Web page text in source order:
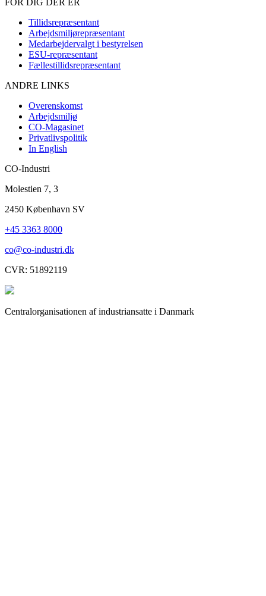
Sidefod
FOR DIG DER ER
Tillidsrepræsentant
Arbejdsmiljørepræsentant
Medarbejdervalgt i bestyrelsen
ESU-repræsentant
Fællestillidsrepræsentant
ANDRE LINKS
Overenskomst
Arbejdsmiljø
CO-Magasinet
Privatlivspolitik
In English
CO-Industri
Molestien 7, 3
2450 København SV
+45 3363 8000
co@co-industri.dk
CVR: 51892119
Centralorganisationen af industriansatte i Danmark